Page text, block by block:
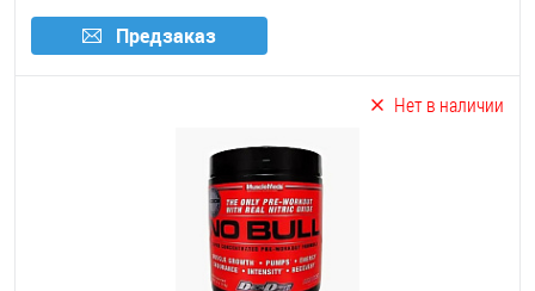
Предзаказ
Нет в наличии